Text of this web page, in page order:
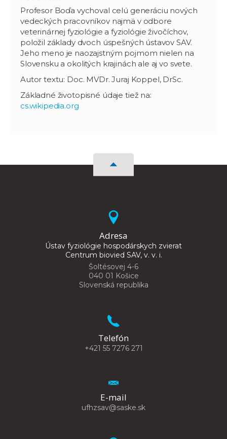
Profesor Boďa vychoval celú generáciu nových
vedeckých pracovníkov najmä v odbore
veterinárnej fyziológie a fyziológie živočíchov,
položil základy dvoch úspešných ústavov SAV.
Jeho meno je naozajstným pojmom nielen na
Slovensku a okolitých krajinách ale aj vo svete.
Autor textu: Doc. MVDr. Juraj Koppel, DrSc.
Základné životopisné údaje tiež na:
cs.wikipedia.org
Adresa
Ústav fyziológie hospodárskych zvierat
Centrum biovied SAV, v. v. i.
Šoltésovej 4-6
040 01 Košice
Slovenská republika
Telefón
+421 55 7276 271
E-mail
ufhzsav@saske.sk